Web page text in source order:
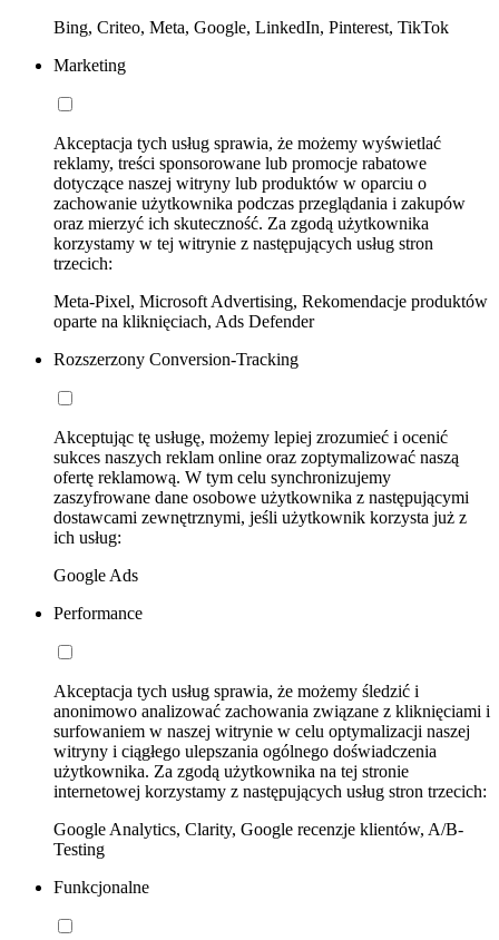
Bing, Criteo, Meta, Google, LinkedIn, Pinterest, TikTok
Marketing
Akceptacja tych usług sprawia, że możemy wyświetlać
reklamy, treści sponsorowane lub promocje rabatowe
dotyczące naszej witryny lub produktów w oparciu o
zachowanie użytkownika podczas przeglądania i zakupów
oraz mierzyć ich skuteczność. Za zgodą użytkownika
korzystamy w tej witrynie z następujących usług stron
trzecich:
Meta-Pixel, Microsoft Advertising, Rekomendacje produktów
oparte na kliknięciach, Ads Defender
Rozszerzony Conversion-Tracking
Akceptując tę usługę, możemy lepiej zrozumieć i ocenić
sukces naszych reklam online oraz zoptymalizować naszą
ofertę reklamową. W tym celu synchronizujemy
zaszyfrowane dane osobowe użytkownika z następującymi
dostawcami zewnętrznymi, jeśli użytkownik korzysta już z
ich usług:
Google Ads
Performance
Akceptacja tych usług sprawia, że możemy śledzić i
anonimowo analizować zachowania związane z kliknięciami i
surfowaniem w naszej witrynie w celu optymalizacji naszej
witryny i ciągłego ulepszania ogólnego doświadczenia
użytkownika. Za zgodą użytkownika na tej stronie
internetowej korzystamy z następujących usług stron trzecich:
Google Analytics, Clarity, Google recenzje klientów, A/B-
Testing
Funkcjonalne